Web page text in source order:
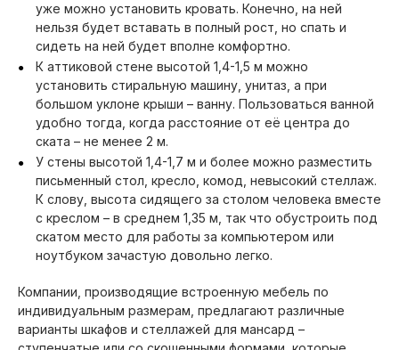
уже можно установить кровать. Конечно, на ней
нельзя будет вставать в полный рост, но спать и
сидеть на ней будет вполне комфортно.
К аттиковой стене высотой 1,4-1,5 м можно
установить стиральную машину, унитаз, а при
большом уклоне крыши – ванну. Пользоваться ванной
удобно тогда, когда расстояние от её центра до
ската – не менее 2 м.
У стены высотой 1,4-1,7 м и более можно разместить
письменный стол, кресло, комод, невысокий стеллаж.
К слову, высота сидящего за столом человека вместе
с креслом – в среднем 1,35 м, так что обустроить под
скатом место для работы за компьютером или
ноутбуком зачастую довольно легко.
Компании, производящие встроенную мебель по
индивидуальным размерам, предлагают различные
варианты шкафов и стеллажей для мансард –